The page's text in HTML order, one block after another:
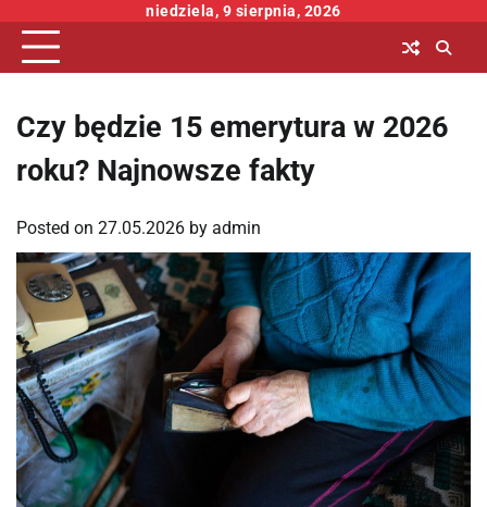
content
niedziela, 9 sierpnia, 2026
Czy będzie 15 emerytura w 2026
roku? Najnowsze fakty
Posted on 27.05.2026 by admin